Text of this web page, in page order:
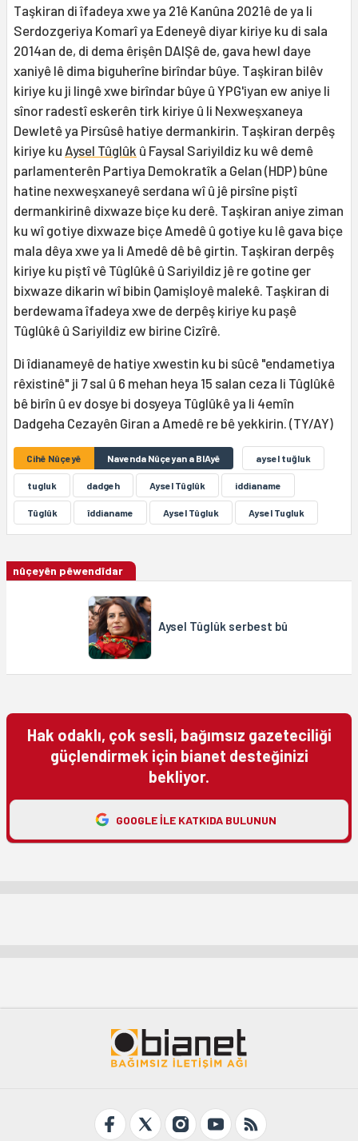
Taşkiran di îfadeya xwe ya 21ê Kanûna 2021ê de ya li
Serdozgeriya Komarî ya Edeneyê diyar kiriye ku di sala
2014an de, di dema êrişên DAIŞê de, gava hewl daye
xaniyê lê dima biguherîne birîndar bûye. Taşkiran bilêv
kiriye ku ji lingê xwe birîndar bûye û YPG'iyan ew aniye li
sînor radestî eskerên tirk kiriye û li Nexweşxaneya
Dewletê ya Pirsûsê hatiye dermankirin. Taşkiran derpêş
kiriye ku Aysel Tûglûk û Faysal Sariyildiz ku wê demê
parlamenterên Partiya Demokratîk a Gelan (HDP) bûne
hatine nexweşxaneyê serdana wî û jê pirsîne piştî
dermankirinê dixwaze biçe ku derê. Taşkiran aniye ziman
ku wî gotiye dixwaze biçe Amedê û gotiye ku lê gava biçe
mala dêya xwe ya li Amedê dê bê girtin. Taşkiran derpêş
kiriye ku piştî vê Tûglûkê û Sariyildiz jê re gotine ger
bixwaze dikarin wî bibin Qamişloyê malekê. Taşkiran di
berdewama îfadeya xwe de derpêş kiriye ku paşê
Tûglûkê û Sariyildiz ew birine Cizîrê.
Di îdianameyê de hatiye xwestin ku bi sûcê "endametiya
rêxistinê" ji 7 sal û 6 mehan heya 15 salan ceza li Tûglûkê
bê birîn û ev dosye bi dosyeya Tûglûkê ya li 4emîn
Dadgeha Cezayên Giran a Amedê re bê yekkirin. (TY/AY)
Cihê Nûçeyê Navenda Nûçeyan a BIAyê aysel tuğluk
tugluk dadgeh Aysel Tûglûk iddianame
Tûglûk îddianame Aysel Tûgluk Aysel Tugluk
nûçeyên pêwendîdar
Aysel Tûglûk serbest bû
Hak odaklı, çok sesli, bağımsız gazeteciliği
güçlendirmek için bianet desteğinizi
bekliyor.
GOOGLE ILE KATKIDA BULUNUN